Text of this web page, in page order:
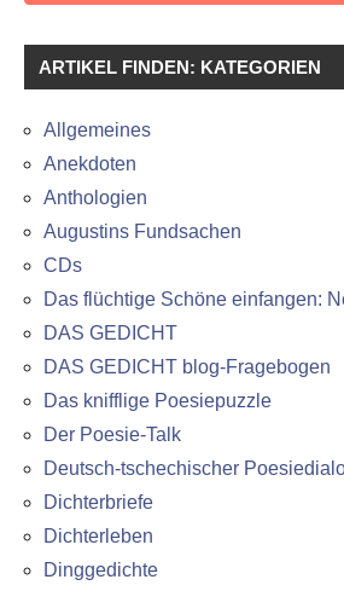
ARTIKEL FINDEN: KATEGORIEN
Allgemeines
Anekdoten
Anthologien
Augustins Fundsachen
CDs
Das flüchtige Schöne einfangen:
DAS GEDICHT
DAS GEDICHT blog-Fragebogen
Das knifflige Poesiepuzzle
Der Poesie-Talk
Deutsch-tschechischer
Dichterbriefe
Dichterleben
Dinggedichte